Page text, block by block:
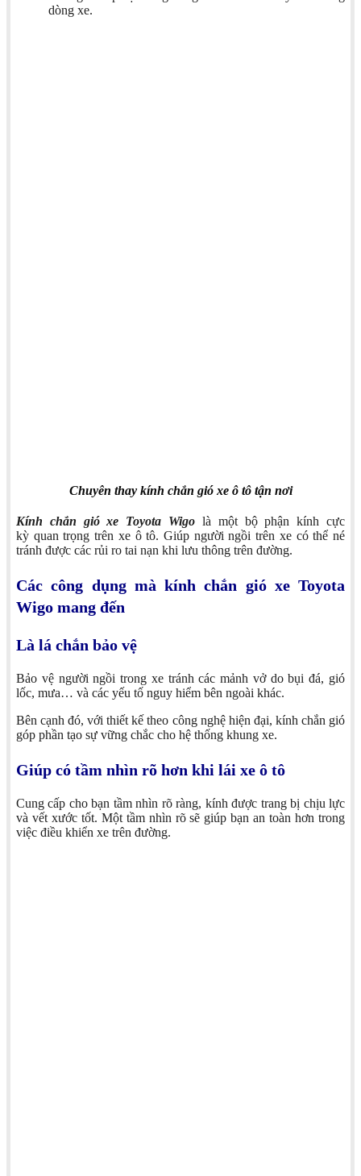
dòng xe.
Chuyên thay kính chắn gió xe ô tô tận nơi
Kính chắn gió xe Toyota Wigo là một bộ phận kính cực
kỳ quan trọng trên xe ô tô. Giúp người ngồi trên xe có thể né
tránh được các rủi ro tai nạn khi lưu thông trên đường.
Các công dụng mà kính chắn gió xe Toyota
Wigo mang đến
Là lá chắn bảo vệ
Bảo vệ người ngồi trong xe tránh các mảnh vở do bụi đá, gió
lốc, mưa… và các yếu tố nguy hiểm bên ngoài khác.
Bên cạnh đó, với thiết kế theo công nghệ hiện đại, kính chắn gió
góp phần tạo sự vững chắc cho hệ thống khung xe.
Giúp có tầm nhìn rõ hơn khi lái xe ô tô
Cung cấp cho bạn tầm nhìn rõ ràng, kính được trang bị chịu lực
và vết xước tốt. Một tầm nhìn rõ sẽ giúp bạn an toàn hơn trong
việc điều khiển xe trên đường.